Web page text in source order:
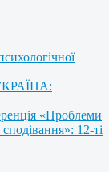
«Проблеми
12-ті